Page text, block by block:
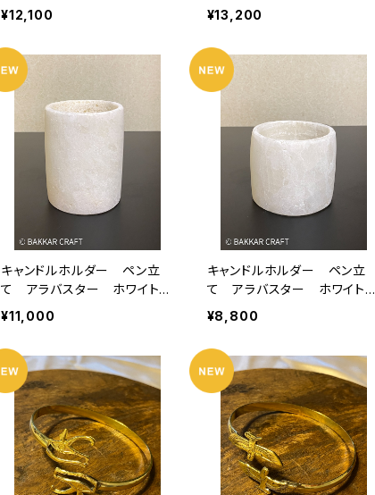
イズブルー エジプト綿 大
容量 チャック付き
¥12,100
スター 玉型 ラージ
¥13,200
キャンドルホルダー ペン立
て アラバスター ホワイト
シリンダー型 ミドル
¥11,000
キャンドルホルダー ペン立
て アラバスター ホワイト
シリンダー型 スモール
¥8,800